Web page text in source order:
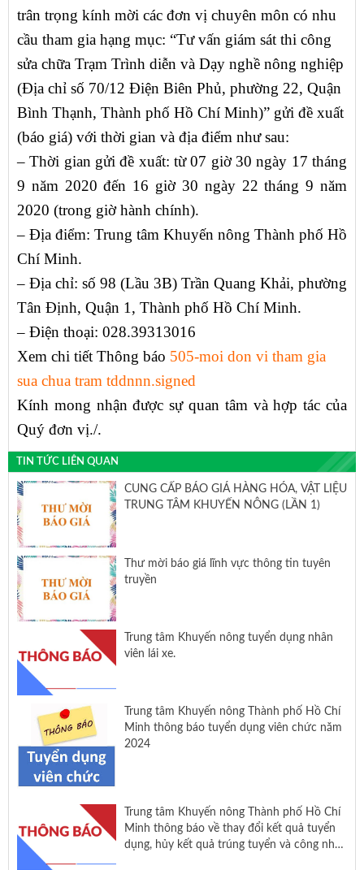
trân trọng kính mời các đơn vị chuyên môn có nhu
cầu tham gia hạng mục: “Tư vấn giám sát thi công
sửa chữa Trạm Trình diễn và Dạy nghề nông nghiệp
(Địa chỉ số 70/12 Điện Biên Phủ, phường 22, Quận
Bình Thạnh, Thành phố Hồ Chí Minh)” gửi đề xuất
(báo giá) với thời gian và địa điểm như sau:
– Thời gian gửi đề xuất: từ 07 giờ 30 ngày 17 tháng
9 năm 2020 đến 16 giờ 30 ngày 22 tháng 9 năm
2020 (trong giờ hành chính).
– Địa điểm: Trung tâm Khuyến nông Thành phố Hồ
Chí Minh.
– Địa chỉ: số 98 (Lầu 3B) Trần Quang Khải, phường
Tân Định, Quận 1, Thành phố Hồ Chí Minh.
– Điện thoại: 028.39313016
Xem chi tiết Thông báo 505-moi don vi tham gia
sua chua tram tddnnn.signed
Kính mong nhận được sự quan tâm và hợp tác của
Quý đơn vị./.
TIN TỨC LIÊN QUAN
CUNG CẤP BÁO GIÁ HÀNG HÓA, VẬT LIỆU
TRUNG TÂM KHUYẾN NÔNG (LẦN 1)
Thư mời báo giá lĩnh vực thông tin tuyên
truyền
Trung tâm Khuyến nông tuyển dụng nhân
viên lái xe.
Trung tâm Khuyến nông Thành phố Hồ Chí
Minh thông báo tuyển dụng viên chức năm
2024
Trung tâm Khuyến nông Thành phố Hồ Chí
Minh thông báo về thay đổi kết quả tuyển
dụng, hủy kết quả trúng tuyển và công nhận